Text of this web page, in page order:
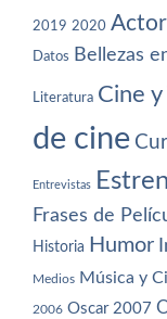
2019 2020
Datos Bellezas
Literatura Cine y
de cine
Entrevistas
Frases de
Historia Humor
Medios Música y
2006 Oscar 2007